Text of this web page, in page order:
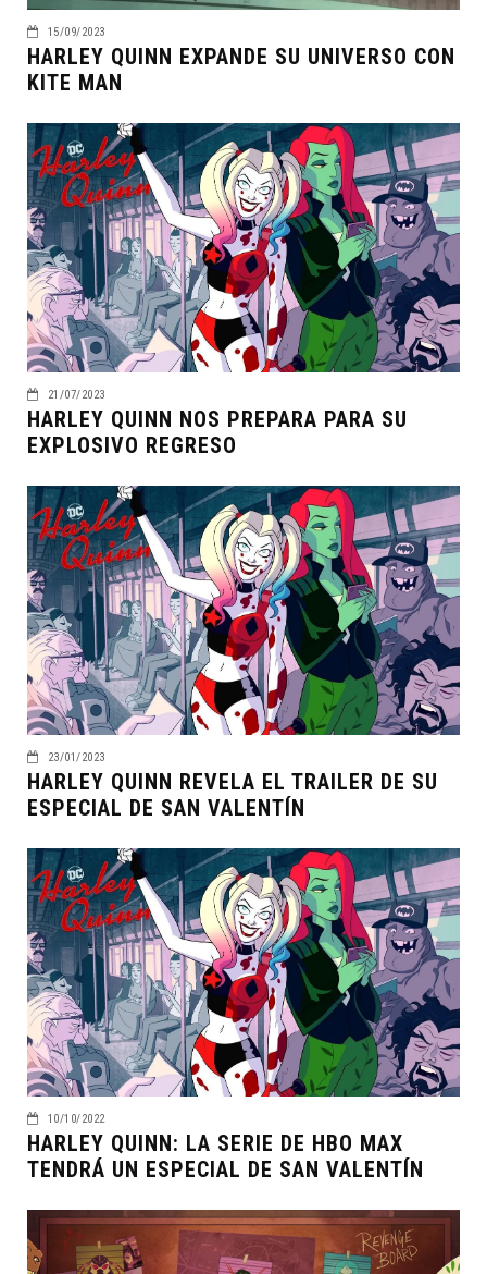
15/09/2023
HARLEY QUINN EXPANDE SU UNIVERSO CON
KITE MAN
21/07/2023
HARLEY QUINN NOS PREPARA PARA SU
EXPLOSIVO REGRESO
23/01/2023
HARLEY QUINN REVELA EL TRAILER DE SU
ESPECIAL DE SAN VALENTÍN
10/10/2022
HARLEY QUINN: LA SERIE DE HBO MAX
TENDRÁ UN ESPECIAL DE SAN VALENTÍN